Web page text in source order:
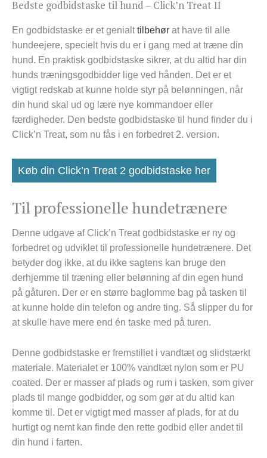
Bedste godbidstaske til hund – Click’n Treat II
En godbidstaske er et genialttilbehør at have til alle
hundeejere, specielt hvis du er i gang med at træne din
hund. En praktisk godbidstaske sikrer, at du altid har din
hunds træningsgodbidder lige ved hånden. Det er et
vigtigt redskab at kunne holde styr på belønningen, når
din hund skal ud og lære nye kommandoer eller
færdigheder. Den bedste godbidstaske til hund finder du i
Click’n Treat, som nu fås i en forbedret 2. version.
Køb din Click’n Treat 2 godbidstaske her
Til professionelle hundetrænere
Denne udgave af Click’n Treat godbidstaske er ny og
forbedret og udviklet til professionelle hundetrænere. Det
betyder dog ikke, at du ikke sagtens kan bruge den
derhjemme til træning eller belønning af din egen hund
på gåturen. Der er en større baglomme bag på tasken til
at kunne holde din telefon og andre ting. Så slipper du for
at skulle have mere end én taske med på turen.
Denne godbidstaske er fremstillet i vandtæt og slidstærkt
materiale. Materialet er 100% vandtæt nylon som er PU
coated. Der er masser af plads og rum i tasken, som giver
plads til mange godbidder, og som gør at du altid kan
komme til. Det er vigtigt med masser af plads, for at du
hurtigt og nemt kan finde den rette godbid eller andet til
din hund i farten.